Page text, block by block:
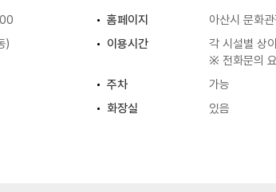
홈페이지
아산시 문화
) 이용시간
각 시설별 상
※ 전화문의
주차
가능
화장실
있음